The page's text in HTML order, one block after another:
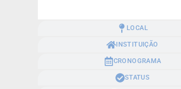
LOCAL
INSTITUIÇÃO
CRONOGRAMA
STATUS